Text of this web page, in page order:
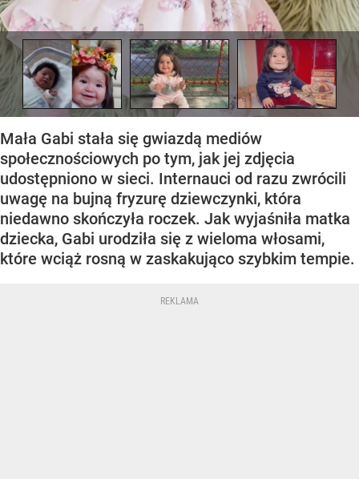
Mała Gabi stała się gwiazdą mediów
społecznościowych po tym, jak jej zdjęcia
udostępniono w sieci. Internauci od razu zwrócili
uwagę na bujną fryzurę dziewczynki, która
niedawno skończyła roczek. Jak wyjaśniła matka
dziecka, Gabi urodziła się z wieloma włosami,
które wciąż rosną w zaskakująco szybkim tempie.